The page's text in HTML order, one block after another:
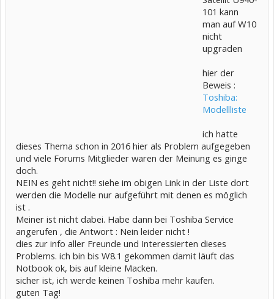
101 kann
man auf W10
nicht
upgraden
hier der
Beweis :
Toshiba:
Modellliste
ich hatte
dieses Thema schon in 2016 hier als Problem aufgegeben
und viele Forums Mitglieder waren der Meinung es ginge
doch.
NEIN es geht nicht!! siehe im obigen Link in der Liste dort
werden die Modelle nur aufgeführt mit denen es möglich
ist .
Meiner ist nicht dabei. Habe dann bei Toshiba Service
angerufen , die Antwort : Nein leider nicht !
dies zur info aller Freunde und Interessierten dieses
Problems. ich bin bis W8.1 gekommen damit läuft das
Notbook ok, bis auf kleine Macken.
sicher ist, ich werde keinen Toshiba mehr kaufen.
guten Tag!